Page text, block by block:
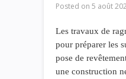
Posted on 5 août
Les travaux de
pour préparer les
pose de
une construction